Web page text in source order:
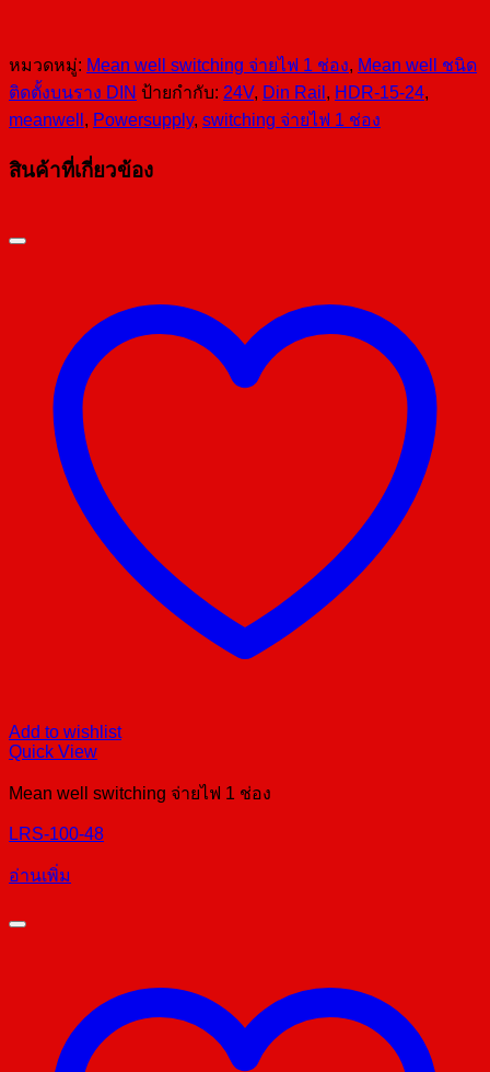
หมวดหมู่: Mean well switching จ่ายไฟ 1 ช่อง, Mean well ชนิด
ติดตั้งบนราง DIN ป้ายกำกับ: 24V, Din Rail , HDR-15-24,
meanwell , Powersupply, switching จ่ายไฟ 1 ช่อง
สินค้าที่เกี่ยวข้อง
Add to wishlist
Quick View
Mean well switching จ่ายไฟ 1 ช่อง
LRS-100-48
อ่านเพิ่ม